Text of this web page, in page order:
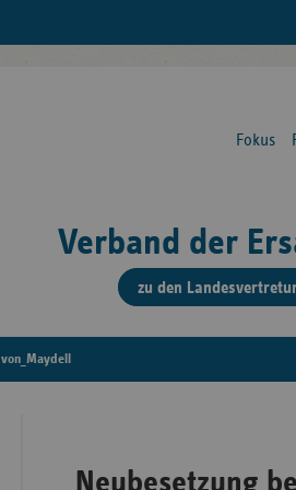
Fokus
Verband der
zu den
von_Maydell
Neubesetzung